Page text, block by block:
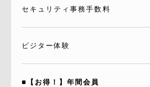
セキュリティ事務手数料
ビジター体験
■【お得！】年間会員